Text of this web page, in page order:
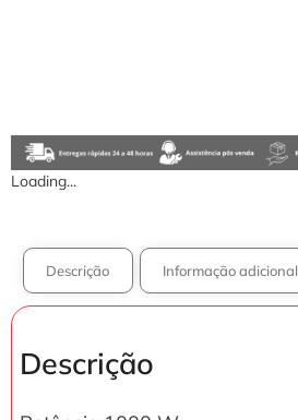
Loading...
Descrição Informação adicional
Descrição